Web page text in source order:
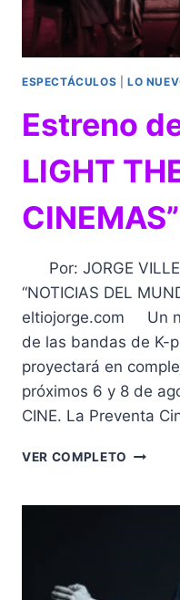
ESPECTÁCULOS LO
Estreno
LIGHT
CINEMAS”
Por: JORGE
“NOTICIAS DEL
eltiojorge.com Un
de las bandas de K-
proyectará en
próximos 6 y 8 de
CINE. La Preventa
VER COMPLETO
LIGHT